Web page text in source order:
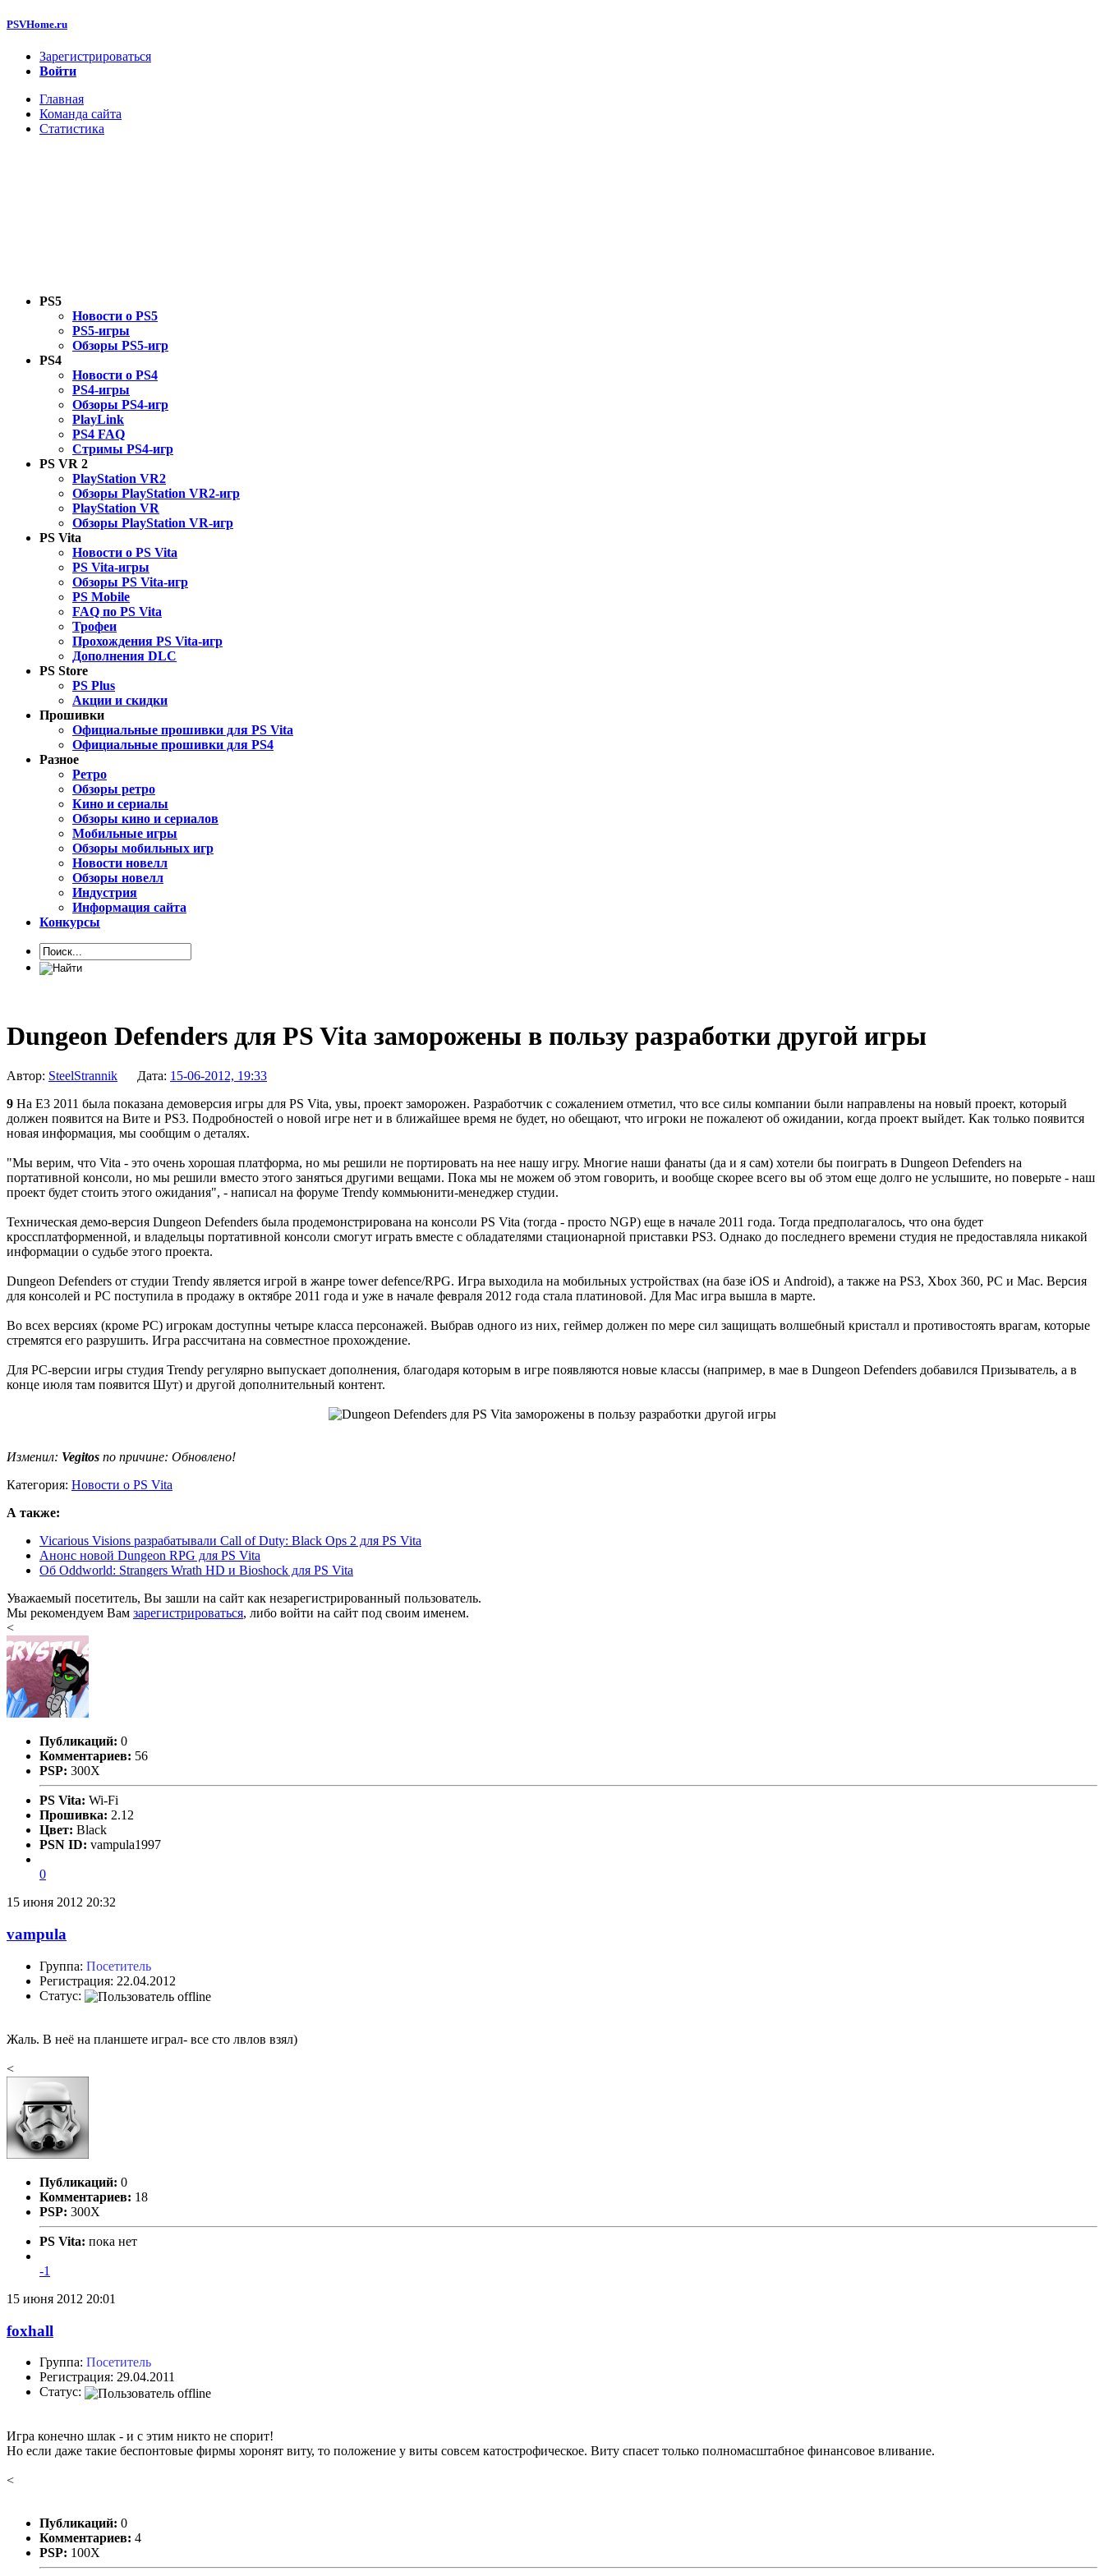
PSVHome.ru
Зарегистрироваться
Войти
Главная
Команда сайта
Статистика
PS5
Новости о PS5
PS5-игры
Обзоры PS5-игр
PS4
Новости о PS4
PS4-игры
Обзоры PS4-игр
PlayLink
PS4 FAQ
Стримы PS4-игр
PS VR 2
PlayStation VR2
Обзоры PlayStation VR2-игр
PlayStation VR
Обзоры PlayStation VR-игр
PS Vita
Новости о PS Vita
PS Vita-игры
Обзоры PS Vita-игр
PS Mobile
FAQ по PS Vita
Трофеи
Прохождения PS Vita-игр
Дополнения DLC
PS Store
PS Plus
Акции и скидки
Прошивки
Официальные прошивки для PS Vita
Официальные прошивки для PS4
Разное
Ретро
Обзоры ретро
Кино и сериалы
Обзоры кино и сериалов
Мобильные игры
Обзоры мобильных игр
Новости новелл
Обзоры новелл
Индустрия
Информация сайта
Конкурсы
Dungeon Defenders для PS Vita заморожены в пользу разработки другой игры
Автор: SteelStrannik Дата: 15-06-2012, 19:33
9 На Е3 2011 была показана демоверсия игры для PS Vita, увы, проект заморожен. Разработчик с сожалением отметил, что все силы компании были направлены на новый проект, который
должен появится на Вите и PS3. Подробностей о новой игре нет и в ближайшее время не будет, но обещают, что игроки не пожалеют об ожидании, когда проект выйдет. Как только появится
новая информация, мы сообщим о деталях.
"Мы верим, что Vita - это очень хорошая платформа, но мы решили не портировать на нее нашу игру. Многие наши фанаты (да и я сам) хотели бы поиграть в Dungeon Defenders на
портативной консоли, но мы решили вместо этого заняться другими вещами. Пока мы не можем об этом говорить, и вообще скорее всего вы об этом еще долго не услышите, но поверьте - наш
проект будет стоить этого ожидания", - написал на форуме Trendy коммьюнити-менеджер студии.
Техническая демо-версия Dungeon Defenders была продемонстрирована на консоли PS Vita (тогда - просто NGP) еще в начале 2011 года. Тогда предполагалось, что она будет
кроссплатформенной, и владельцы портативной консоли смогут играть вместе с обладателями стационарной приставки PS3. Однако до последнего времени студия не предоставляла никакой
информации о судьбе этого проекта.
Dungeon Defenders от студии Trendy является игрой в жанре tower defence/RPG. Игра выходила на мобильных устройствах (на базе iOS и Android), а также на PS3, Xbox 360, PC и Mac. Версия
для консолей и PC поступила в продажу в октябре 2011 года и уже в начале февраля 2012 года стала платиновой. Для Mac игра вышла в марте.
Во всех версиях (кроме PC) игрокам доступны четыре класса персонажей. Выбрав одного из них, геймер должен по мере сил защищать волшебный кристалл и противостоять врагам, которые
стремятся его разрушить. Игра рассчитана на совместное прохождение.
Для PC-версии игры студия Trendy регулярно выпускает дополнения, благодаря которым в игре появляются новые классы (например, в мае в Dungeon Defenders добавился Призыватель, а в
конце июля там появится Шут) и другой дополнительный контент.
Изменил: Vegitos по причине: Обновлено!
Категория: Новости о PS Vita
А также:
Vicarious Visions разрабатывали Call of Duty: Black Ops 2 для PS Vita
Анонс новой Dungeon RPG для PS Vita
Об Oddworld: Strangers Wrath HD и Bioshock для PS Vita
Уважаемый посетитель, Вы зашли на сайт как незарегистрированный пользователь.
Мы рекомендуем Вам зарегистрироваться, либо войти на сайт под своим именем.
<
Публикаций: 0
Комментариев: 56
PSP: 300X
PS Vita: Wi-Fi
Прошивка: 2.12
Цвет: Black
PSN ID: vampula1997
0
15 июня 2012 20:32
vampula
Группа: Посетитель
Регистрация: 22.04.2012
Статус:
Жаль. В неё на планшете играл- все сто лвлов взял)
<
Публикаций: 0
Комментариев: 18
PSP: 300X
PS Vita: пока нет
-1
15 июня 2012 20:01
foxhall
Группа: Посетитель
Регистрация: 29.04.2011
Статус:
Игра конечно шлак - и с этим никто не спорит!
Но если даже такие беспонтовые фирмы хоронят виту, то положение у виты совсем катострофическое. Виту спасет только полномасштабное финансовое вливание.
<
Публикаций: 0
Комментариев: 4
PSP: 100X